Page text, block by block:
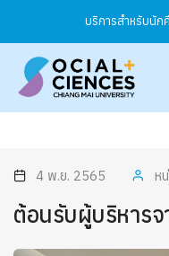
บริการสำหรับนัก
4 พ.ย. 2565 ห
ต้อนรับผู้บริหาร